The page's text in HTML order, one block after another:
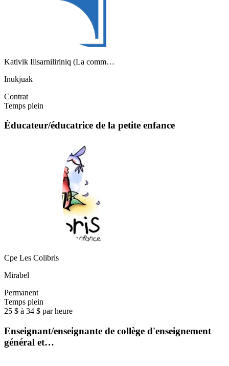
Kativik Ilisarniliriniq (La comm…
Inukjuak
Contrat
Temps plein
Éducateur/éducatrice de la petite enfance
Cpe Les Colibris
Mirabel
Permanent
Temps plein
25 $ à 34 $ par heure
Enseignant/enseignante de collège d'enseignement
général et…